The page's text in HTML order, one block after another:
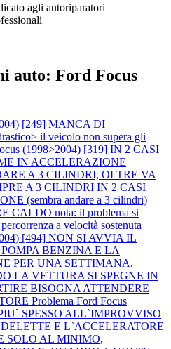
agli autoriparatori
auto: Ford Focus
[249] MANCA DI
il veicolo non supera gli
(1998>2004) [319] IN 2 CASI
IN ACCELERAZIONE
A 3 CILINDRI, OLTRE VA
A 3 CILINDRI IN 2 CASI
(sembra andare a 3 cilindri)
CALDO nota: il problema si
a velocità sostenuta
[494] NON SI AVVIA IL
BENZINA E LA
PER UNA SETTIMANA,
LA VETTURA SI SPEGNE IN
BISOGNA ATTENDERE
Problema Ford Focus
SPESSO ALL`IMPROVVISO
E L`ACCELERATORE
SOLO AL MINIMO,